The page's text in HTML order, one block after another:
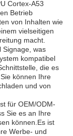
Cortex-A53
Betrieb
von Inhalten wie
vielseitigen
macht.
Signage, was
kompatibel
die es
können Ihre
und von
für OEM/ODM-
Sie es an Ihre
können.Es ist
Werbe- und